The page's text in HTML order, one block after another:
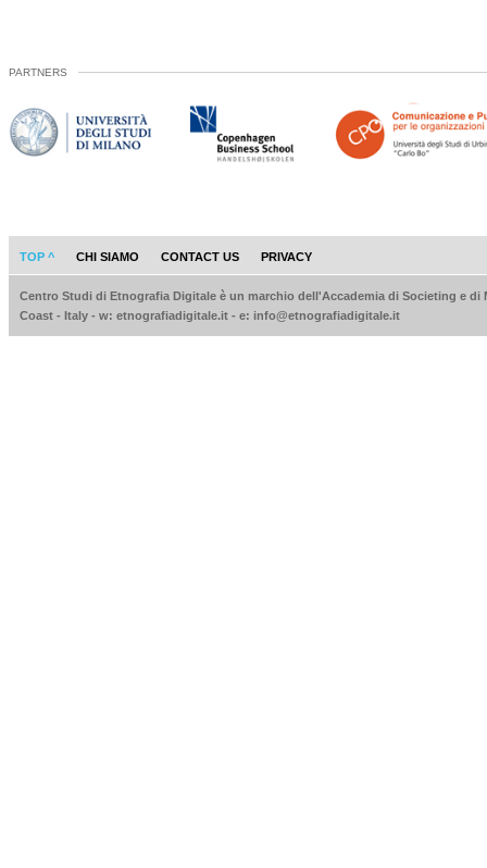
PARTNERS
TOP ^ CHI SIAMO CONTACT US PRIVACY
Centro Studi di Etnografia Digitale è un marchio dell'Accademia di Societing e di
Coast - Italy - w: etnografiadigitale.it - e: info@etnografiadigitale.it